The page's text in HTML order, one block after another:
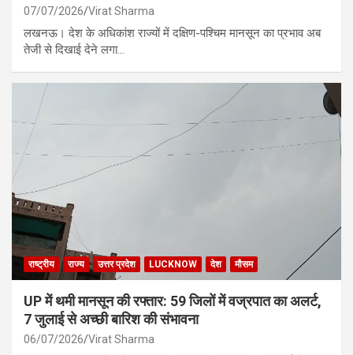
07/07/2026 Virat Sharma
लखनऊ। देश के अधिकांश राज्यों में दक्षिण-पश्चिम मानसून का प्रभाव अब
तेजी से दिखाई देने लगा…
राष्ट्रीय राज्य उत्तर प्रदेश LUCKNOW देश मौसम
UP में थमी मानसून की रफ्तार: 59 जिलों में वज्रपात का अलर्ट,
7 जुलाई से अच्छी बारिश की संभावना
06/07/2026 Virat Sharma